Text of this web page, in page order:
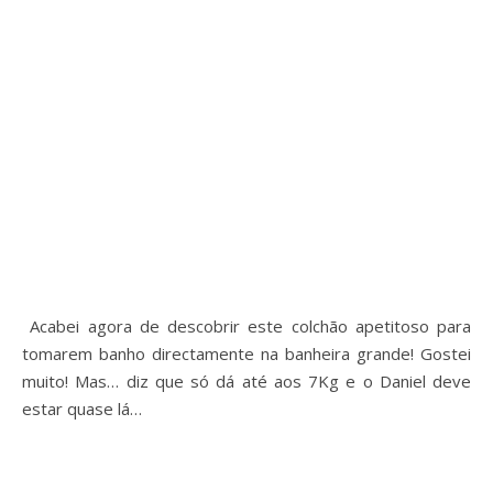
Acabei agora de descobrir este colchão apetitoso para
tomarem banho directamente na banheira grande! Gostei
muito! Mas… diz que só dá até aos 7Kg e o Daniel deve
estar quase lá…